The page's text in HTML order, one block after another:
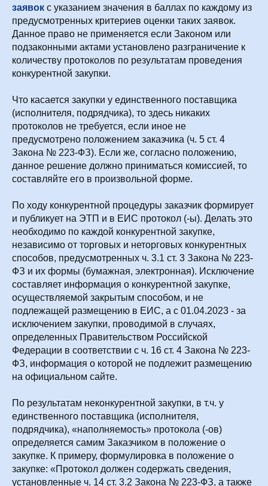
заявок с указанием значения в баллах по каждому из
предусмотренных критериев оценки таких заявок.
Данное право не применяется если Законом или
подзаконными актами установлено разграничение к
количеству протоколов по результатам проведения
конкурентной закупки.
Что касается закупки у единственного поставщика
(исполнителя, подрядчика), то здесь никаких
протоколов не требуется, если иное не
предусмотрено положением заказчика (ч. 5 ст. 4
Закона № 223-ФЗ). Если же, согласно положению,
данное решение должно приниматься комиссией, то
составляйте его в произвольной форме.
По ходу конкурентной процедуры заказчик формирует
и публикует на ЭТП и в ЕИС протокол (-ы). Делать это
необходимо по каждой конкурентной закупке,
независимо от торговых и неторговых конкурентных
способов, предусмотренных ч. 3.1 ст. 3 Закона № 223-
ФЗ и их формы (бумажная, электронная). Исключение
составляет информация о конкурентной закупке,
осуществляемой закрытым способом, и не
подлежащей размещению в ЕИС, а с 01.04.2023 - за
исключением закупки, проводимой в случаях,
определенных Правительством Российской
Федерации в соответствии с ч. 16 ст. 4 Закона № 223-
ФЗ, информация о которой не подлежит размещению
на официальном сайте.
По результатам неконкурентной закупки, в т.ч. у
единственного поставщика (исполнителя,
подрядчика), «наполняемость» протокола (-ов)
определяется самим Заказчиком в положение о
закупке. К примеру, формулировка в положение о
закупке: «Протокол должен содержать сведения,
установленные ч. 14 ст. 3.2 Закона № 223-ФЗ, а также